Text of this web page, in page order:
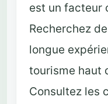
est un facteur
Recherchez
longue
tourisme haut
Consultez les